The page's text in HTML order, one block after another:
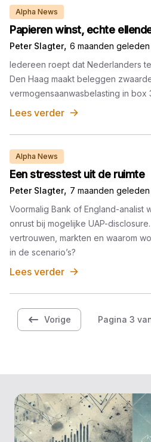
Papieren winst, echte
Alpha News
Peter Slagter, 6 maanden geleden
Iedereen roept dat Nederlanders
Den Haag maakt beleggen
vermogensaanwasbelasting in box
Lees verder
Een stresstest uit de ruimte
Alpha News
Peter Slagter, 7 maanden geleden
Voormalig Bank of England-analist
onrust bij mogelijke UAP-
vertrouwen, markten en waarom
in de scenario’s?
Lees verder
Vorige Pagina 3